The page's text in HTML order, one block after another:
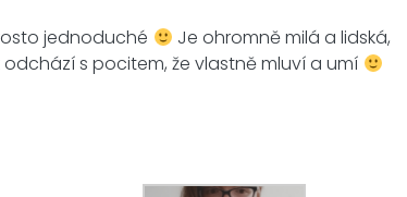
jednoduché
Je ohromně milá a lidská,
s pocitem, že vlastně mluví a umí